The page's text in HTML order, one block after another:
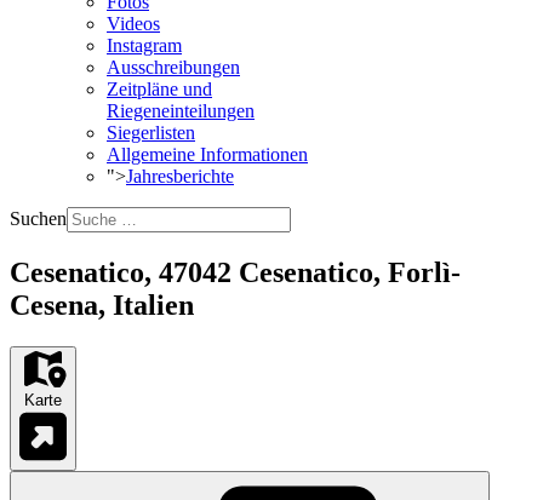
Videos
Instagram
Ausschreibungen
Zeitpläne und
Riegeneinteilungen
Siegerlisten
Allgemeine Informationen
">Jahresberichte
Suchen
Cesenatico, 47042 Cesenatico, Forlì-
Cesena, Italien
Karte